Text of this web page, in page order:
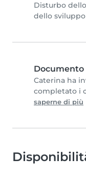
Disturbo
dello
Caterina ha
completato i
saperne di più